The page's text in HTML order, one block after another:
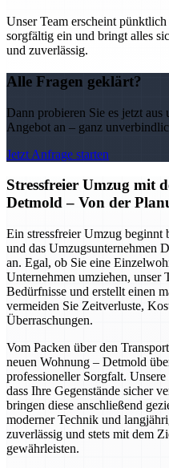
Unser Team erscheint
sorgfältig ein und bringt alles
und zuverlässig.
Alle Fragen geklärt?
Dann probieren Sie es jetzt
Angebot an – ganz
Jetzt Anfrage starten
Stressfreier Umzug mit
Detmold – Von der
Ein stressfreier Umzug beginnt
und das Umzugsunternehmen
an. Egal, ob Sie eine
Unternehmen umziehen, unser
Bedürfnisse und erstellt einen
vermeiden Sie Zeitverluste,
Überraschungen.
Vom Packen über den
neuen Wohnung – Detmold
professioneller Sorgfalt.
dass Ihre Gegenstände sicher
bringen diese anschließend
moderner Technik und
zuverlässig und stets mit dem
gewährleisten.